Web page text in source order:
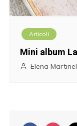
Articoli
Mini album
Elena